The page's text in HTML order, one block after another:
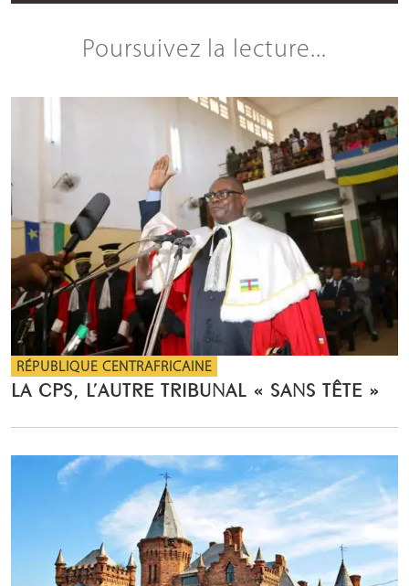
Poursuivez la lecture...
RÉPUBLIQUE CENTRAFRICAINE
LA CPS, L’AUTRE TRIBUNAL « SANS TÊTE »